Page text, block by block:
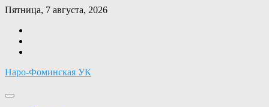
Перейти
содержимому
Пятница, 7 августа, 2026
Наро-Фоминская УК